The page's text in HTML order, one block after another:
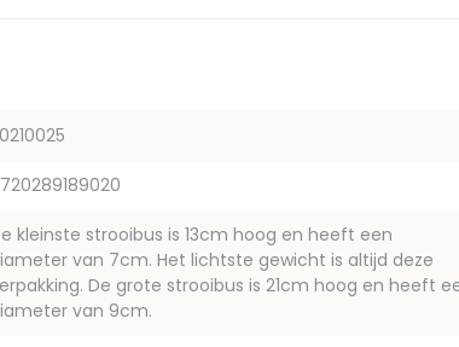
kleinste strooibus is 13cm hoog en heeft een
van 7cm. Het lichtste gewicht is altijd deze
De grote strooibus is 21cm hoog en heeft
van 9cm.